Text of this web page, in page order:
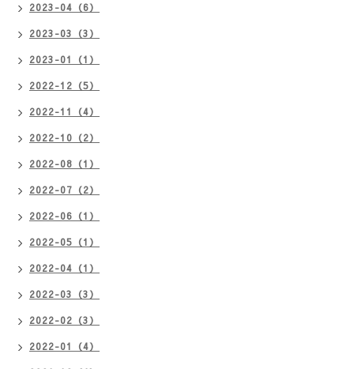
2023-04（6）
2023-03（3）
2023-01（1）
2022-12（5）
2022-11（4）
2022-10（2）
2022-08（1）
2022-07（2）
2022-06（1）
2022-05（1）
2022-04（1）
2022-03（3）
2022-02（3）
2022-01（4）